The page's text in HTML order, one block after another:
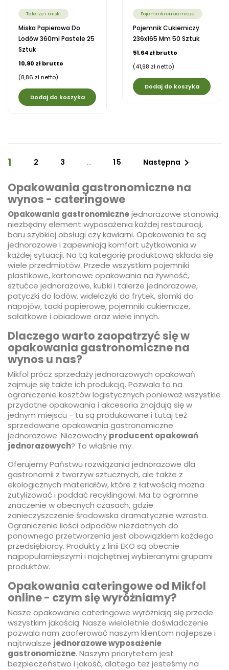
Talerze i miski
Miska Papierowa Do
Lodów 360ml Pastele 25
Sztuk
10,90 zł brutto
(8,86 zł netto)
Dodaj do koszyka
Pojemniki cukiernicze
Pojemnik Cukierniczy
236x165 Mm 50 Sztuk
51,64 zł brutto
(41,98 zł netto)
Dodaj do koszyka
1 2 3 … 15 Następna 
Opakowania gastronomiczne na
wynos - cateringowe
Opakowania gastronomicznejednorazowe stanowią
niezbędny element wyposażenia każdej restauracji,
baru szybkiej obsługi czy kawiarni. Opakowania te są
jednorazowe i zapewniają komfort użytkowania w
każdej sytuacji. Na tą kategorię produktową składa się
wiele przedmiotów. Przede wszystkim pojemniki
plastikowe, kartonowe opakowania na żywność,
sztućce jednorazowe, kubki i talerze jednorazowe,
patyczki do lodów, widelczyki do frytek, słomki do
napojów, tacki papierowe, pojemniki cukiernicze,
sałatkowe i obiadowe oraz wiele innych.
Dlaczego warto zaopatrzyć się w
opakowania gastronomiczne na
wynos u nas?
Mikfol prócz sprzedaży jednorazowych opakowań
zajmuje się także ich produkcją. Pozwala to na
ograniczenie kosztów logistycznych ponieważ wszystkie
przydatne opakowania i akcesoria znajdują się w
jednym miejscu - tu są produkowane i tutaj też
sprzedawane opakowania gastronomiczne
jednorazowe. Niezawodny producent opakowań
jednorazowych? To właśnie my.
Oferujemy Państwu rozwiązania jednorazowe dla
gastronomii z tworzyw sztucznych, ale także z
ekologicznych materiałów, które z łatwością można
zutylizować i poddać recyklingowi. Ma to ogromne
znaczenie w obecnych czasach, gdzie
zanieczyszczenie środowiska dramatycznie wzrasta.
Ograniczenie ilości odpadów niezdatnych do
ponownego przetworzenia jest obowiązkiem każdego
przedsiębiorcy. Produkty z linii EKO są obecnie
najpopularniejszymi i najchętniej wybieranymi grupami
produktów.
Opakowania cateringowe od Mikfol
online - czym się wyróżniamy?
Nasze opakowania cateringowe wyróżniają się przede
wszystkim jakością. Nasze wieloletnie doświadczenie
pozwala nam zaoferować naszym klientom najlepsze i
najtrwalsze jednorazowe wyposażenie
gastronomiczne. Naszym priorytetem jest
bezpieczeństwo i jakość, dlatego też jesteśmy na